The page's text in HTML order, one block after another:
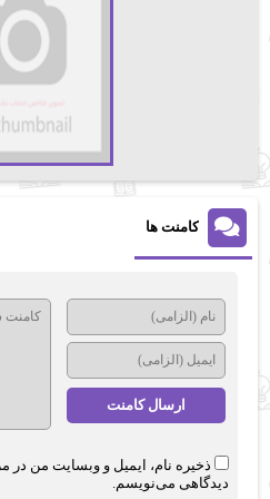
کامنت ها
ذخیره نام، ایمیل و وبسایت من در
دیدگاهی می‌نویسم.